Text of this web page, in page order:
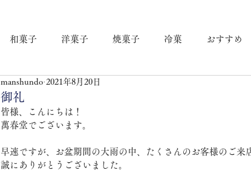
和菓子 洋菓子 焼菓子 冷菓 おすすめ
御礼
manshundo 2021年8月20日
皆様、こんにちは！
萬春堂でございます。
早速ですが、お盆期間の大雨の中、たくさんのお客様のご来
誠にありがとうございました。